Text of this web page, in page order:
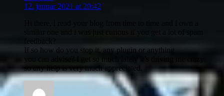
12. januar 2021 at 20:42
feedback?
If so how do you stop it, any plugin or anything
you can advise? I get so much lately it’s driving me crazy
so any help is very much appreciated.